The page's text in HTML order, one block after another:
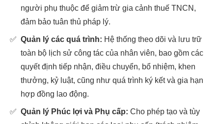
người phụ thuộc để giảm trừ gia cảnh thuế TNCN,
đảm bảo tuân thủ pháp lý.
✅ Quản lý các quá trình: Hệ thống theo dõi và lưu trữ
toàn bộ lịch sử công tác của nhân viên, bao gồm các
quyết định tiếp nhận, điều chuyển, bổ nhiệm, khen
thưởng, kỷ luật, cũng như quá trình ký kết và gia hạn
hợp đồng lao động.
✅ Quản lý Phúc lợi và Phụ cấp: Cho phép tạo và tùy